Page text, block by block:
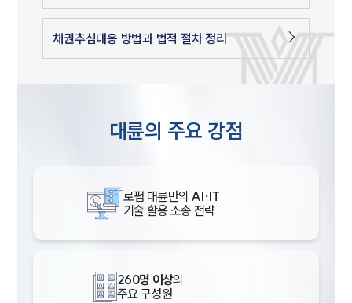
채권추심대응 방법과 법적 절차 정리
대륜의 주요 강점
로펌 대륜만의 AI·IT
기술 활용 소송 전략
260명 이상의
주요 구성원